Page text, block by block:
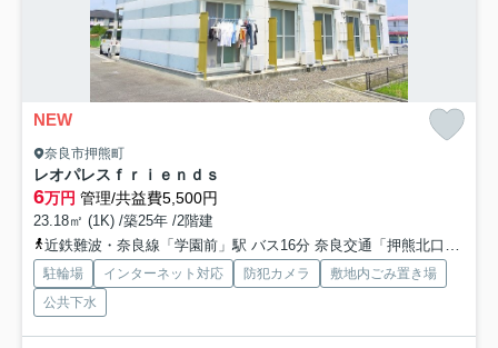
NEW
奈良市押熊町
レオパレスｆｒｉｅｎｄｓ
6万円 管理/共益費5,500円
23.18㎡ (1K) /築25年 /2階建
近鉄難波・奈良線「学園前」駅 バス16分 奈良交通「押熊北口」 停歩8分
駐輪場 インターネット対応 防犯カメラ
敷地内ごみ置き場
公共下水